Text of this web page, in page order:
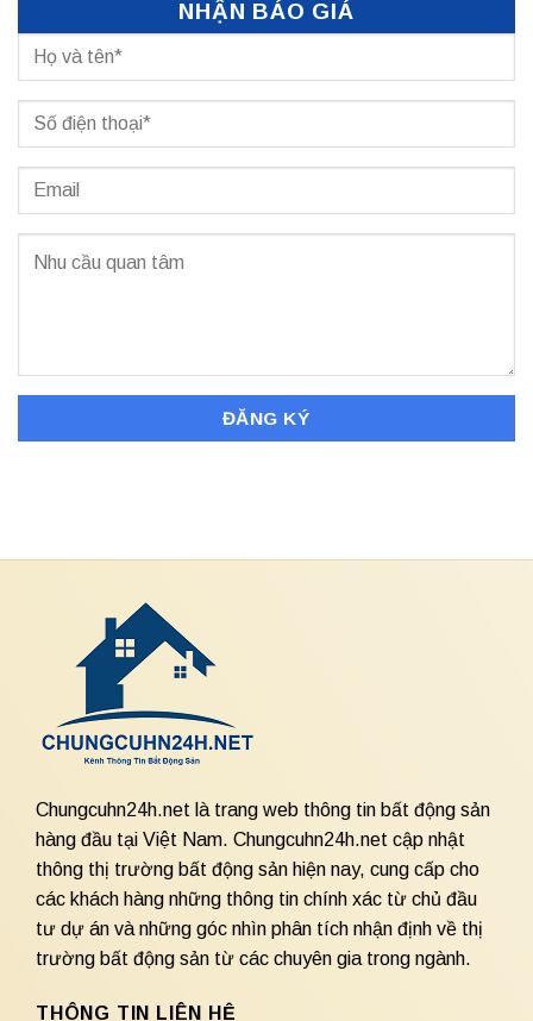
NHẬN BÁO GIÁ
Chungcuhn24h.net là trang web thông tin bất động sản
hàng đầu tại Việt Nam. Chungcuhn24h.net cập nhật
thông thị trường bất động sản hiện nay, cung cấp cho
các khách hàng những thông tin chính xác từ chủ đầu
tư dự án và những góc nhìn phân tích nhận định về thị
trường bất động sản từ các chuyên gia trong ngành.
THÔNG TIN LIÊN HỆ